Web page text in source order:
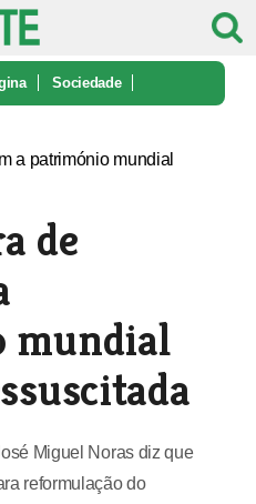
Sociedade
de
mundial
Miguel Noras diz que
reformulação do